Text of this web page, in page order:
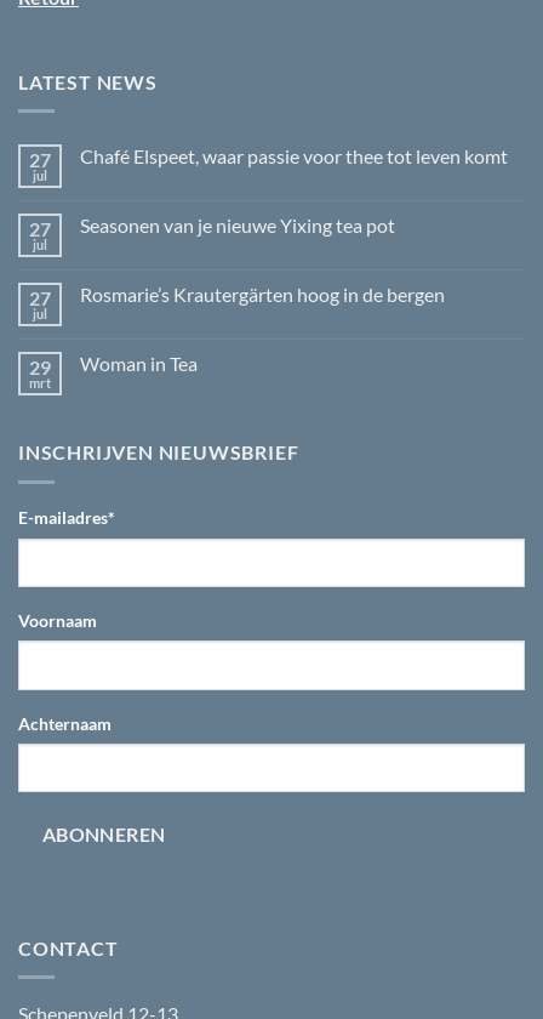
LATEST NEWS
27
jul
Chafé Elspeet, waar passie voor thee tot leven komt
Chafé
voor
thee
27
jul
Seasonen van je nieuwe Yixing tea pot
Seasonen
Yixing
tea
27
jul
Rosmarie’s Krautergärten hoog in de bergen
Rosmarie’s
bergen
29
mrt
Woman in Tea
in
INSCHRIJVEN NIEUWSBRIEF
E-mailadres*
Voornaam
Achternaam
ABONNEREN
CONTACT
Schepenveld 12-13